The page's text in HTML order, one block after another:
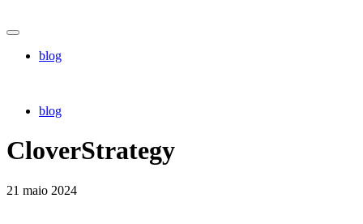
blog
blog
CloverStrategy
21 maio 2024